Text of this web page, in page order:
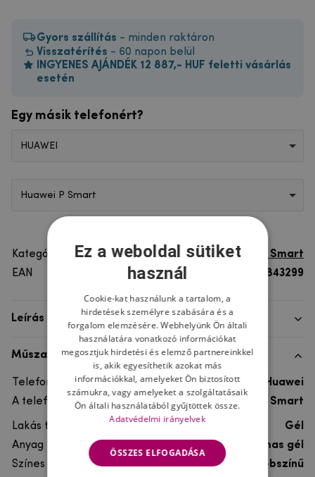
Gyors szállítás - minden raktáron
Visszatérítés - 60 napon belül
INGYENES AJÁNDÉK 12 887,- HUF feletti vásárlás
esetén
Egy másik telefonért?
HUAWEI
Huawei P Smart
Kategória
Huawei P Smart
EAN
8596579843299
Leírás
Műszaki adatok
Telefon márka
Huawei
A telefonmodellhez
Huawei P Smart
Lakás típusa
Gél
Anyag
rugalmas gél
Színes
többszínű
Ez a weboldal sütiket
használ
Cookie-kat használunk a tartalom, a
hirdetések személyre szabására és a
forgalom elemzésére. Webhelyünk Ön általi
használatára vonatkozó információkat
megosztjuk hirdetési és elemző partnereinkkel
is, akik egyesíthetik azokat más
információkkal, amelyeket Ön biztosított
számukra, vagy amelyeket a szolgáltatásaik
Ön általi használatából gyűjtöttek össze.
Adatvédelmi irányelvek
ÖSSZES ELFOGADÁSA